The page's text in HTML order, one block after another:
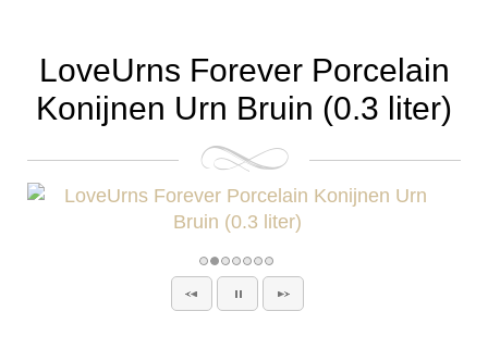
LoveUrns Forever Porcelain
Konijnen Urn Bruin (0.3 liter)